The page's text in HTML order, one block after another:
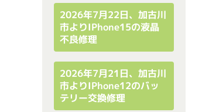
2026年7月22日、加古川
市よりiPhone15の液晶
不良修理
2026年7月21日、加古川
市よりiPhone12のバッ
テリー交換修理